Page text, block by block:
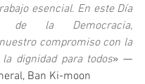
esencial. En este Día
de la Democracia,
compromiso con la
dignidad para todos» —
Ban Ki-moon